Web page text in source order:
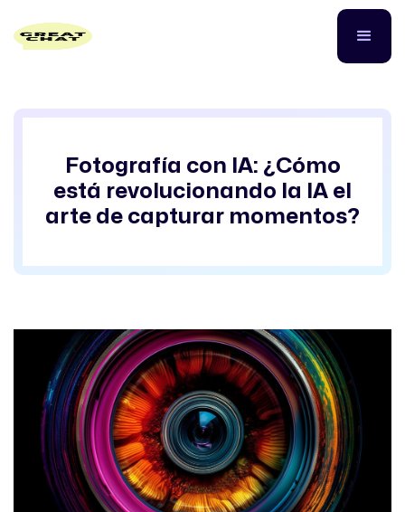
Fotografía con IA: ¿Cómo
está revolucionando la IA el
arte de capturar momentos?